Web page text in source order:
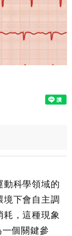
動科學領域的
境下會自主調
，這種現象
個關鍵參